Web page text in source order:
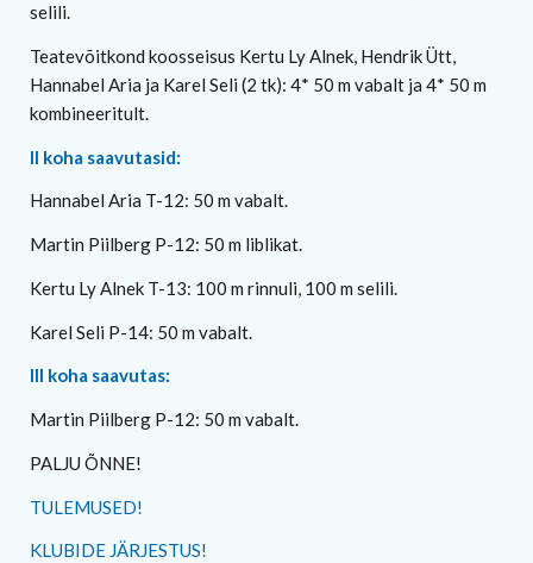
selili.
Teatevõitkond koosseisus Kertu Ly Alnek, Hendrik Ütt,
Hannabel Aria ja Karel Seli (2 tk): 4* 50 m vabalt ja 4* 50 m
kombineeritult.
II koha saavutasid:
Hannabel Aria T-12: 50 m vabalt.
Martin Piilberg P-12: 50 m liblikat.
Kertu Ly Alnek T-13: 100 m rinnuli, 100 m selili.
Karel Seli P-14: 50 m vabalt.
III koha saavutas:
Martin Piilberg P-12: 50 m vabalt.
PALJU ÕNNE!
TULEMUSED!
KLUBIDE JÄRJESTUS!